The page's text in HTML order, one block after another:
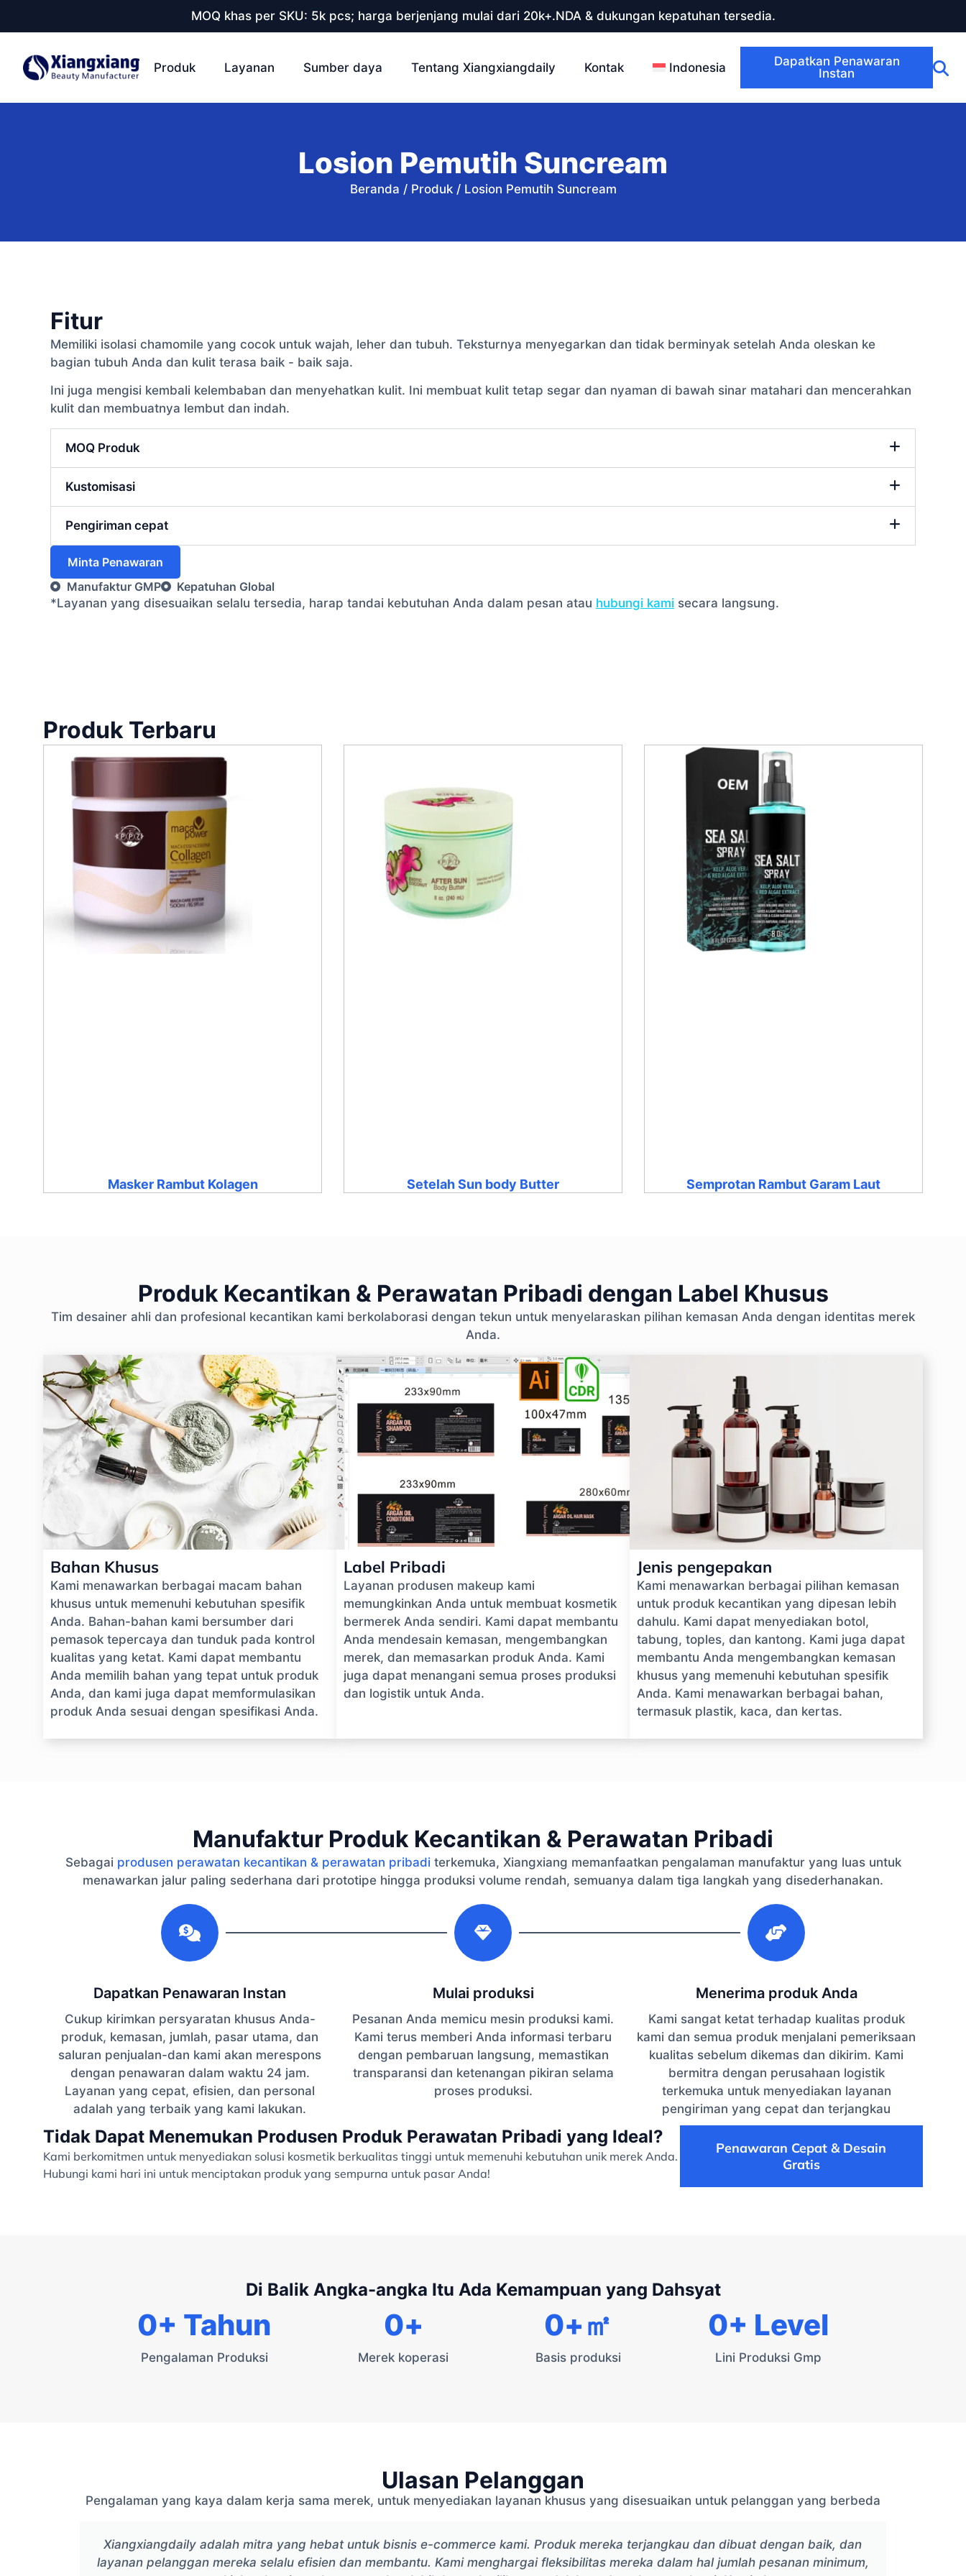
MOQ khas per SKU: 5k pcs; harga berjenjang mulai dari 20k+.NDA & dukungan kepatuhan tersedia.
Produk Layanan Sumber daya Tentang Xiangxiangdaily Kontak Indonesia
Dapatkan Penawaran
Instan
Losion Pemutih Suncream
Beranda / Produk/ Losion Pemutih Suncream
Fitur
Memiliki isolasi chamomile yang cocok untuk wajah, leher dan tubuh. Teksturnya menyegarkan dan tidak berminyak setelah Anda oleskan ke
bagian tubuh Anda dan kulit terasa baik - baik saja.
Ini juga mengisi kembali kelembaban dan menyehatkan kulit. Ini membuat kulit tetap segar dan nyaman di bawah sinar matahari dan mencerahkan
kulit dan membuatnya lembut dan indah.
MOQ Produk
Kustomisasi
Pengiriman cepat
Minta Penawaran
Manufaktur GMP
Kepatuhan Global
*Layanan yang disesuaikan selalu tersedia, harap tandai kebutuhan Anda dalam pesan atau hubungi kami secara langsung.
Produk Terbaru
Masker Rambut Kolagen Setelah Sun body Butter Semprotan Rambut Garam Laut
Produk Kecantikan & Perawatan Pribadi dengan Label Khusus
Tim desainer ahli dan profesional kecantikan kami berkolaborasi dengan tekun untuk menyelaraskan pilihan kemasan Anda dengan identitas merek
Anda.
Bahan Khusus
Kami menawarkan berbagai macam bahan
khusus untuk memenuhi kebutuhan spesifik
Anda. Bahan-bahan kami bersumber dari
pemasok tepercaya dan tunduk pada kontrol
kualitas yang ketat. Kami dapat membantu
Anda memilih bahan yang tepat untuk produk
Anda, dan kami juga dapat memformulasikan
produk Anda sesuai dengan spesifikasi Anda.
Label Pribadi
Layanan produsen makeup kami
memungkinkan Anda untuk membuat kosmetik
bermerek Anda sendiri. Kami dapat membantu
Anda mendesain kemasan, mengembangkan
merek, dan memasarkan produk Anda. Kami
juga dapat menangani semua proses produksi
dan logistik untuk Anda.
Jenis pengepakan
Kami menawarkan berbagai pilihan kemasan
untuk produk kecantikan yang dipesan lebih
dahulu. Kami dapat menyediakan botol,
tabung, toples, dan kantong. Kami juga dapat
membantu Anda mengembangkan kemasan
khusus yang memenuhi kebutuhan spesifik
Anda. Kami menawarkan berbagai bahan,
termasuk plastik, kaca, dan kertas.
Manufaktur Produk Kecantikan & Perawatan Pribadi
Sebagai produsen perawatan kecantikan & perawatan pribaditerkemuka, Xiangxiang memanfaatkan pengalaman manufaktur yang luas untuk
menawarkan jalur paling sederhana dari prototipe hingga produksi volume rendah, semuanya dalam tiga langkah yang disederhanakan.
Dapatkan Penawaran Instan
Cukup kirimkan persyaratan khusus Anda-
produk, kemasan, jumlah, pasar utama, dan
saluran penjualan-dan kami akan merespons
dengan penawaran dalam waktu 24 jam.
Layanan yang cepat, efisien, dan personal
adalah yang terbaik yang kami lakukan.
Mulai produksi
Pesanan Anda memicu mesin produksi kami.
Kami terus memberi Anda informasi terbaru
dengan pembaruan langsung, memastikan
transparansi dan ketenangan pikiran selama
proses produksi.
Menerima produk Anda
Kami sangat ketat terhadap kualitas produk
kami dan semua produk menjalani pemeriksaan
kualitas sebelum dikemas dan dikirim. Kami
bermitra dengan perusahaan logistik
terkemuka untuk menyediakan layanan
pengiriman yang cepat dan terjangkau
Tidak Dapat Menemukan Produsen Produk Perawatan Pribadi yang Ideal?
Kami berkomitmen untuk menyediakan solusi kosmetik berkualitas tinggi untuk memenuhi kebutuhan unik merek Anda.
Hubungi kami hari ini untuk menciptakan produk yang sempurna untuk pasar Anda!
Penawaran Cepat & Desain
Gratis
Di Balik Angka-angka Itu Ada Kemampuan yang Dahsyat
Pengalaman Produksi
0+ Tahun
Merek koperasi
0+
Basis produksi
0+㎡
Lini Produksi Gmp
0+ Level
Ulasan Pelanggan
Pengalaman yang kaya dalam kerja sama merek, untuk menyediakan layanan khusus yang disesuaikan untuk pelanggan yang berbeda
Xiangxiangdaily adalah mitra yang hebat untuk bisnis e-commerce kami. Produk mereka terjangkau dan dibuat dengan baik, dan
layanan pelanggan mereka selalu efisien dan membantu. Kami menghargai fleksibilitas mereka dalam hal jumlah pesanan minimum,